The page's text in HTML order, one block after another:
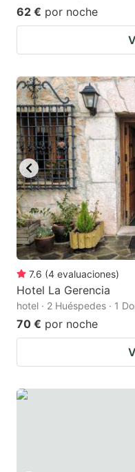
62 € por noche
7.6 (4 evaluaciones)
Hotel La Gerencia
hotel · 2 Huéspedes · 1
70 € por noche